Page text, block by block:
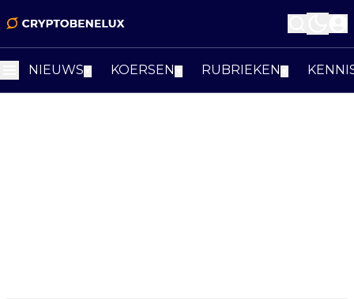
NIEUWS KOERSEN RUBRIEKEN